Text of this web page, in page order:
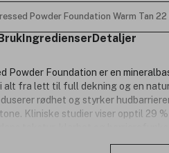
Powder Foundation Warm Tan
IngredienserDetaljer
Powder Foundation er en
fra lett til full dekning og en
rødhet og styrker
Kliniske studier viser opptil 29